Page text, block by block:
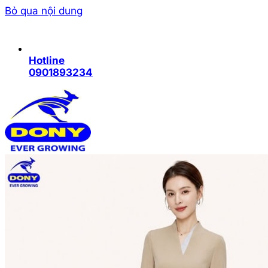
Bỏ qua nội dung
Hotline
0901893234